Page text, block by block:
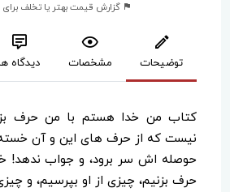
گزارش قیمت بهتر یا تخلف
توضیحات مشخصات دیدگاه
کتاب من خدا هستم با من حرف
نیست که از حرف­ های این و آن
حوصله ­اش سر برود، و جواب ندهد!
حرف بزنیم، چیزی از او بپرسیم، و